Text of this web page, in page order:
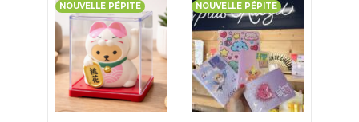
NOUVELLE PÉPITE NOUVELLE PÉPITE